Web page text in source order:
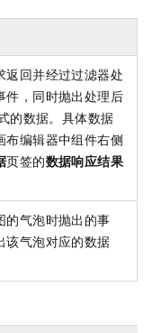
返回并经过过滤器处
件，同时抛出处理后
的数据。 具体数据
布编辑器中组件右侧
页签的数据响应结果
的气泡时抛出的事
该气泡对应的数据